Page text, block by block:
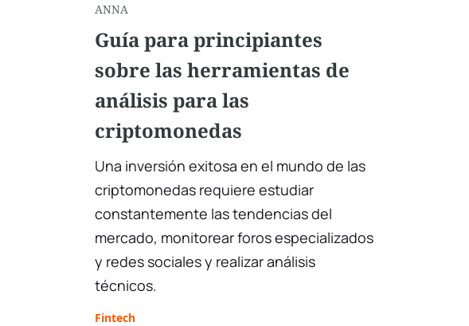
ANNA
Guía para principiantes
sobre las herramientas de
análisis para las
criptomonedas
Una inversión exitosa en el mundo de las
criptomonedas requiere estudiar
constantemente las tendencias del
mercado, monitorear foros especializados
y redes sociales y realizar análisis
técnicos.
Fintech